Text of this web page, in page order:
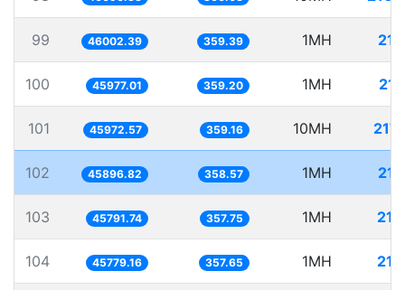
99 46002.39 359.39 1MH
100 45977.01 359.20 1MH
101 45972.57 359.16 10MH
102 45896.82 358.57 1MH
103 45791.74 357.75 1MH
104 45779.16 357.65 1MH